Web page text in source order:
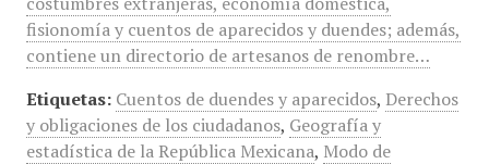
fisionomía y cuentos de aparecidos y duendes; además,
contiene un directorio de artesanos de renombre…
Etiquetas: Cuentos de duendes y aparecidos, Derechos
y obligaciones de los ciudadanos, Geografía y
estadística de la República Mexicana, Modo de